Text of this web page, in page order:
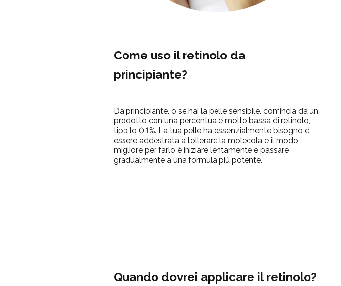
Come uso il retinolo da
principiante?
Da principiante, o se hai la pelle sensibile, comincia da un
prodotto con una percentuale molto bassa di retinolo,
tipo lo 0,1%. La tua pelle ha essenzialmente bisogno di
essere addestrata a tollerare la molecola e il modo
migliore per farlo è iniziare lentamente e passare
gradualmente a una formula più potente.
Quando dovrei applicare il retinolo?